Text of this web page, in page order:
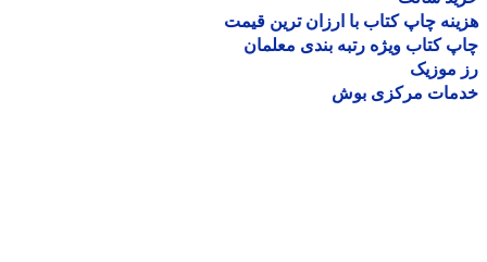
چاپ کتاب با ارزان ترین قیمت
کتاب ویژه رتبه بندی معلمان
موزیک
مرکزی بوش